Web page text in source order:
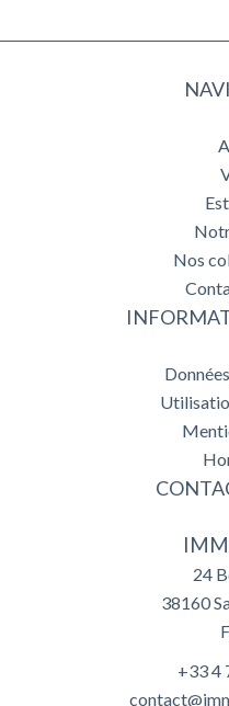
Nos
24
38160
+33 4